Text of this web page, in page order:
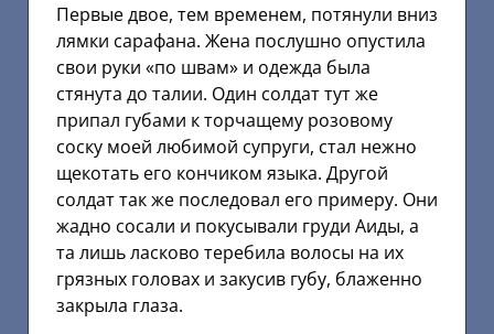
Первые двое, тем временем, потянули вниз
лямки сарафана. Жена послушно опустила
свои руки «по швам» и одежда была
стянута до талии. Один солдат тут же
припал губами к торчащему розовому
соску моей любимой супруги, стал нежно
щекотать его кончиком языка. Другой
солдат так же последовал его примеру. Они
жадно сосали и покусывали груди Аиды, а
та лишь ласково теребила волосы на их
грязных головах и закусив губу, блаженно
закрыла глаза.